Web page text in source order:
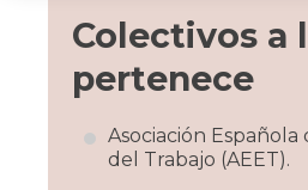
Colectivos a
pertenece
Asociación
del Trabajo (AEET).